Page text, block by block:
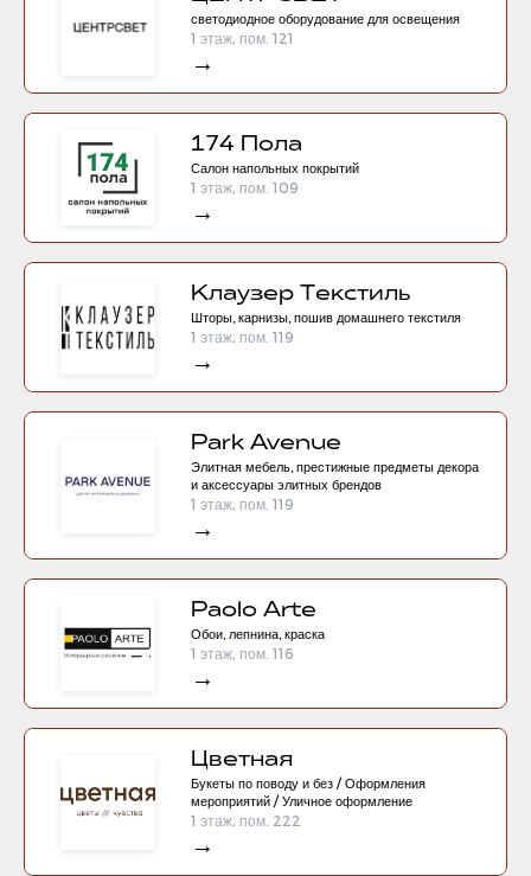
светодиодное оборудование для освещения
1 этаж, пом. 121
→
174 Пола
Салон напольных покрытий
1 этаж, пом. 109
→
Клаузер Текстиль
Шторы, карнизы, пошив домашнего текстиля
1 этаж, пом. 119
→
Park Avenue
Элитная мебель, престижные предметы декора
и аксессуары элитных брендов
1 этаж, пом. 119
→
Paolo Arte
Обои, лепнина, краска
1 этаж, пом. 116
→
Цветная
Букеты по поводу и без / Оформления
мероприятий / Уличное оформление
1 этаж, пом. 222
→